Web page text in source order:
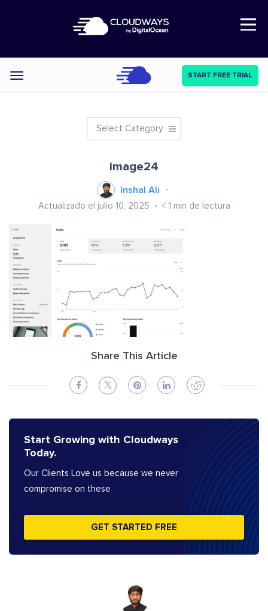
Open Nav
Categories START FREE TRIAL
Select Category
image24
Inshal Ali
Actualizado el julio 10, 2025 < 1 min de lectura
Share This Article
Start Growing with Cloudways
Today.
Our Clients Love us because we never
compromise on these
GET STARTED FREE